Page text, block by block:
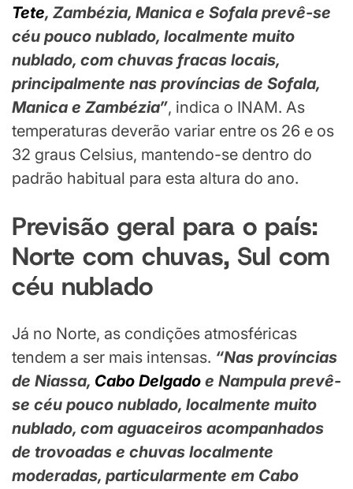
Tete, Zambézia, Manica e Sofala prevê-se
céu pouco nublado, localmente muito
nublado, com chuvas fracas locais,
principalmente nas províncias de Sofala,
Manica e Zambézia”, indica o INAM. As
temperaturas deverão variar entre os 26 e os
32 graus Celsius, mantendo-se dentro do
padrão habitual para esta altura do ano.
Previsão geral para o país:
Norte com chuvas, Sul com
céu nublado
Já no Norte, as condições atmosféricas
tendem a ser mais intensas. “Nas províncias
de Niassa, Cabo Delgado e Nampula prevê-
se céu pouco nublado, localmente muito
nublado, com aguaceiros acompanhados
de trovoadas e chuvas localmente
moderadas, particularmente em Cabo